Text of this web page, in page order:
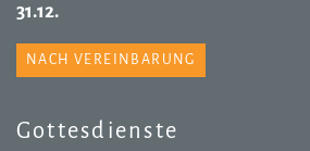
31.12.
NACH VEREINBARUNG
Gottesdienste